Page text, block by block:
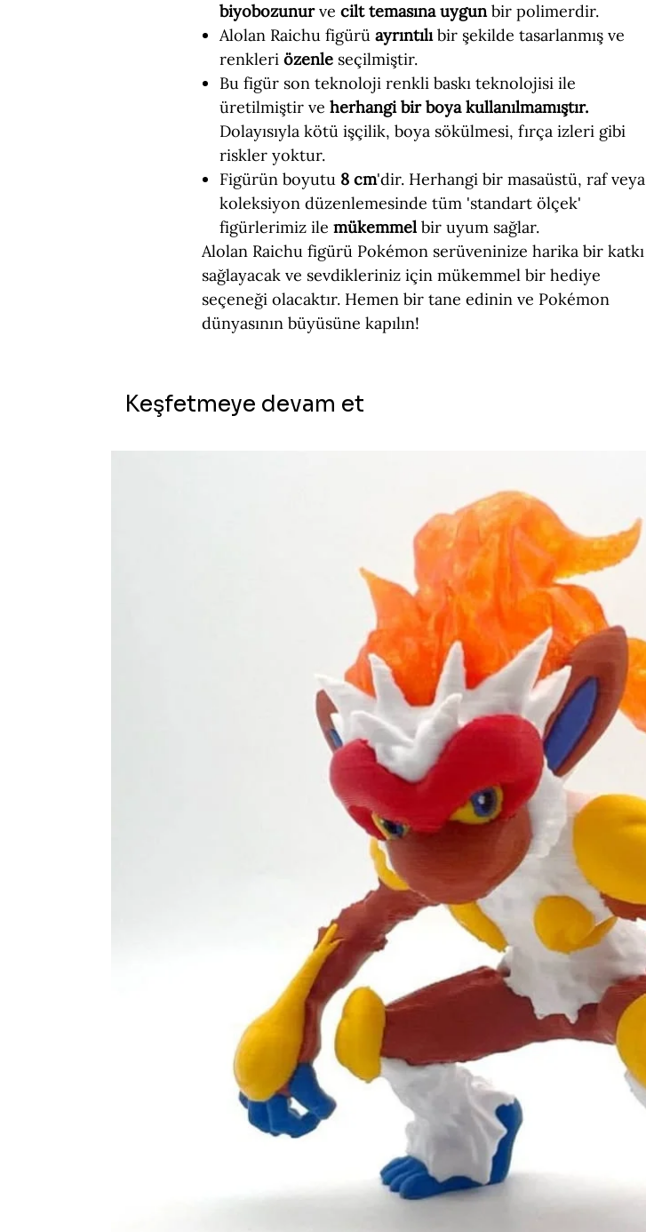
biyobozunurve cilt temasına uygunbir polimerdir.
Alolan Raichu figürü ayrıntılıbir şekilde tasarlanmış ve
renkleri özenle seçilmiştir.
Bu figür son teknoloji renkli baskı teknolojisi ile
üretilmiştir ve herhangi bir boya kullanılmamıştır.
Dolayısıyla kötü işçilik, boya sökülmesi, fırça izleri gibi
riskler yoktur.
Figürün boyutu 8 cm'dir. Herhangi bir masaüstü, raf veya
koleksiyon düzenlemesinde tüm 'standart ölçek'
figürlerimiz ile mükemmel bir uyum sağlar.
Alolan Raichu figürü Pokémon serüveninize harika bir katkı
sağlayacak ve sevdikleriniz için mükemmel bir hediye
seçeneği olacaktır. Hemen bir tane edinin ve Pokémon
dünyasının büyüsüne kapılın!
Keşfetmeye devam et